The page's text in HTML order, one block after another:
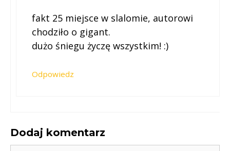
fakt 25 miejsce w slalomie, autorowi
chodziło o gigant.
dużo śniegu życzę wszystkim! :)
Odpowiedz
Dodaj komentarz